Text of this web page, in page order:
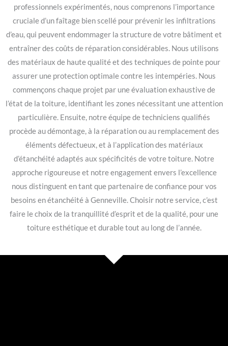
professionnels expérimentés, nous comprenons l’importance
cruciale d’un faîtage bien scellé pour prévenir les infiltrations
d’eau, qui peuvent endommager la structure de votre bâtiment et
entraîner des coûts de réparation considérables. Nous utilisons
des matériaux de haute qualité et des techniques de pointe pour
assurer une protection optimale contre les intempéries. Nous
commençons chaque projet par une évaluation exhaustive de
l’état de la toiture, identifiant les zones nécessitant une attention
particulière. Ensuite, notre équipe de techniciens qualifiés
procède au démontage, à la réparation ou au remplacement des
éléments défectueux, et à l’application des matériaux
d’étanchéité adaptés aux spécificités de votre toiture. Notre
approche rigoureuse et notre engagement envers l’excellence
nous distinguent en tant que partenaire de confiance pour vos
besoins en étanchéité à Genneville. Choisir notre service, c’est
faire le choix de la tranquillité d’esprit et de la qualité, pour une
toiture esthétique et durable tout au long de l’année.